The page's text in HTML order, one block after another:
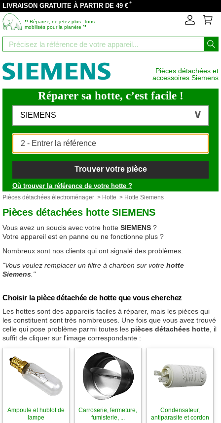
LIVRAISON GRATUITE À PARTIR DE 49 €*
‟ Réparez, ne jetez plus. Tous
mobilisés pour la planète ”
Pièces détachées et
accessoires Siemens
Réparer sa hotte, c’est facile !
SIEMENS
Trouver votre pièce
Où trouver la référence de votre hotte ?
Pièces détachées électroménager > Hotte > Hotte Siemens
Pièces détachées hotte SIEMENS
Vous avez un soucis avec votre hotte SIEMENS ?
Votre appareil est en panne ou ne fonctionne plus ?
Nombreux sont nos clients qui ont signalé des problèmes.
"Vous voulez remplacer un filtre à charbon sur votre hotte
Siemens ."
Choisir la pièce détachée de hotte que vous cherchez
Les hottes sont des appareils faciles à réparer, mais les pièces qui
les constituent sont très nombreuses. Une fois que vous avez trouvé
celle qui pose problème parmi toutes les pièces détachées hotte , il
suffit de cliquer sur l'image correspondante :
Ampoule et hublot de
lampe
Carroserie, fermeture,
fumisterie, ...
Condensateur,
antiparasite et cordon